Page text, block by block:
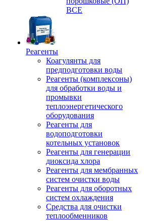
ВСЕ
Реагенты
Коагулянты для
предподготовки воды
Реагенты (комплексоны)
для обработки воды и
промывки
теплоэнергетического
оборудования
Реагенты для
водоподготовки
котельных установок
Реагенты для генерации
диоксида хлора
Реагенты для мембранных
систем очистки воды
Реагенты для оборотных
систем охлаждения
Средства для очистки
теплообменников